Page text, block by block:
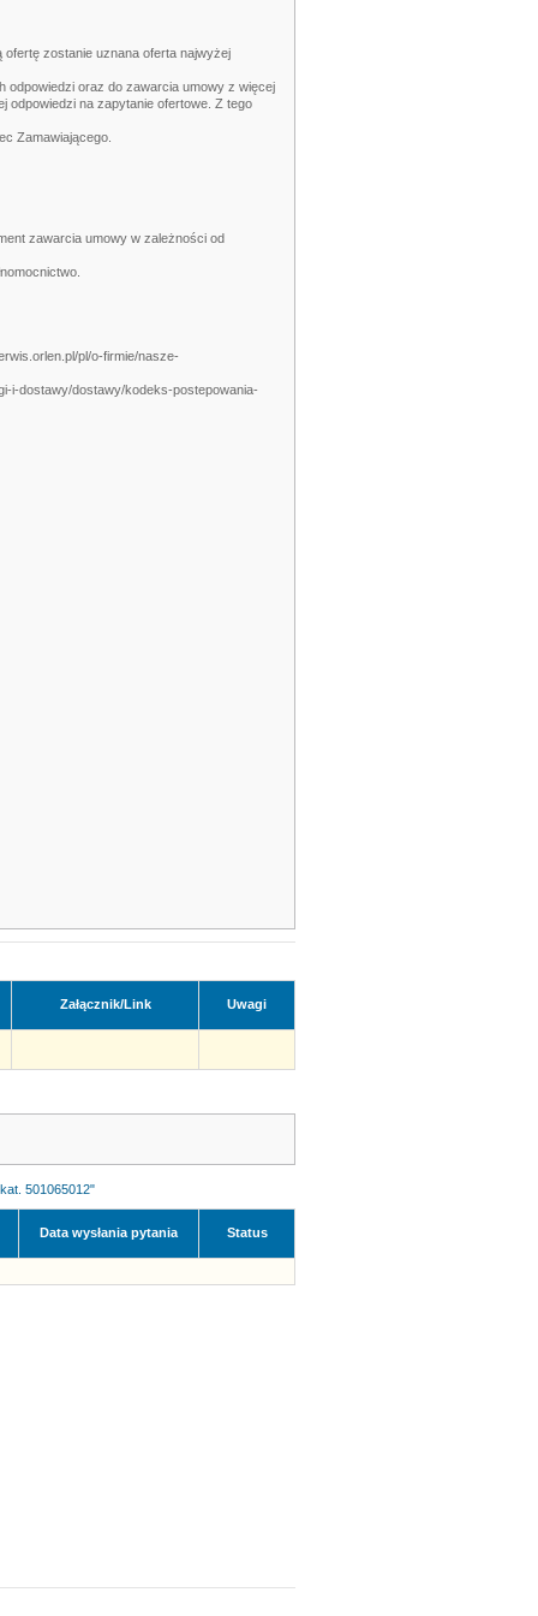
zostanie uznana oferta najwyżej
odpowiedzi oraz do zawarcia umowy z więcej
odpowiedzi na zapytanie ofertowe. Z tego
Zamawiającego.
zawarcia umowy w zależności od
pl/o-firmie/nasze-
i-dostawy/dostawy/kodeks-postepowania-
Załącznik/Link Uwagi
501065012"
Data wysłania pytania Status